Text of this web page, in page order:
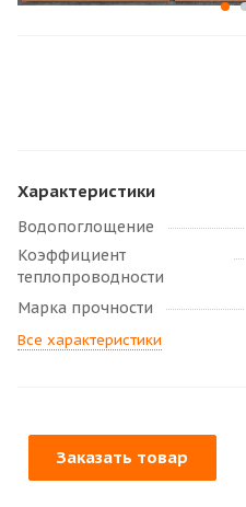
Характеристики
Водопоглощение
Коэффициент
теплопроводности
Марка прочности
Все характеристики
Заказать товар